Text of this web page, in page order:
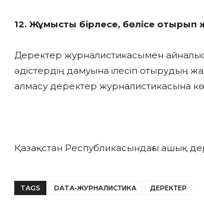
12. Жұмысты бірлесе, бөлісе отырып
Деректер журналистикасымен
әдістердің дамуына ілесіп отырудың
алмасу деректер журналистикасына
Қазақстан Республикасындағы ашық
TAGS DATA-ЖУРНАЛИСТИКА ДЕРЕКТЕР